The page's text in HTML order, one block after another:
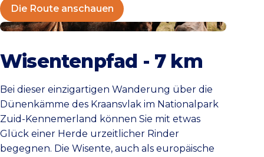
Die Route anschauen
Die Route anschauen
Wisentenpfad - 7 km
Bei dieser einzigartigen Wanderung über die
Dünenkämme des Kraansvlak im Nationalpark
Zuid-Kennemerland können Sie mit etwas
Glück einer Herde urzeitlicher Rinder
begegnen. Die Wisente, auch als europäische